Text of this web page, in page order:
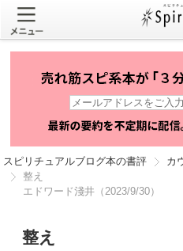
スピリチュアルブログ本の書評 カ
整え
エドワード淺井（2023/9/30）
整え